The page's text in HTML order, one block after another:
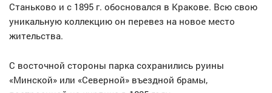
Станьково и с 1895 г. обосновался в Кракове. Всю свою
уникальную коллекцию он перевез на новое место
жительства.
С восточной стороны парка сохранились руины
«Минской» или «Северной» въездной брамы,